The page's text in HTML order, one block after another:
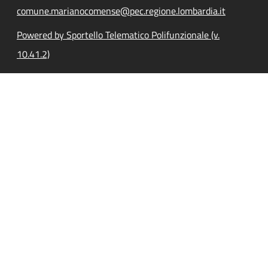
comune.marianocomense@pec.regione.lombardia.it
Powered by Sportello Telematico Polifunzionale (v.
10.41.2)